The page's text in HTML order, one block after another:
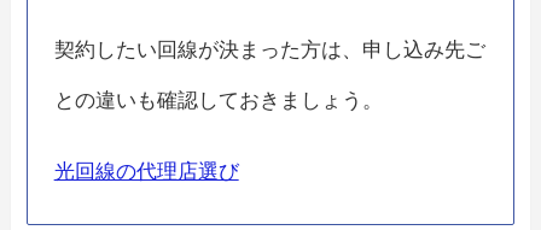
契約したい回線が決まった方は、申し込み先ご
との違いも確認しておきましょう。
光回線の代理店選び